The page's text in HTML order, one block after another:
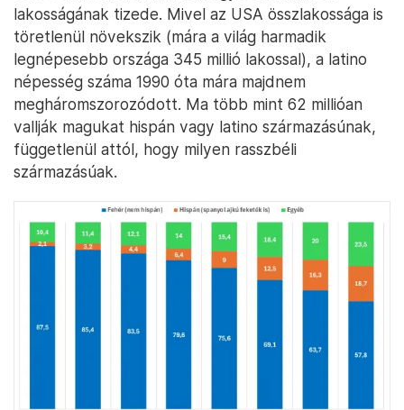
lakosságának tizede. Mivel az USA összlakossága is
töretlenül növekszik (mára a világ harmadik
legnépesebb országa 345 millió lakossal), a latino
népesség száma 1990 óta mára majdnem
megháromszorozódott. Ma több mint 62 millióan
vallják magukat hispán vagy latino származásúnak,
függetlenül attól, hogy milyen rasszbéli
származásúak.